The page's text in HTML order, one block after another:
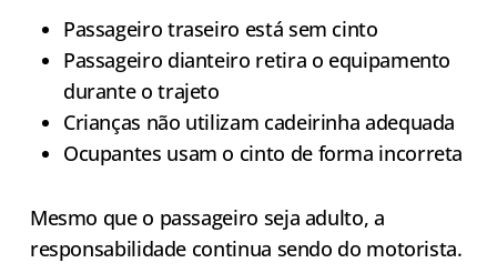
Passageiro traseiro está sem cinto
Passageiro dianteiro retira o equipamento
durante o trajeto
Crianças não utilizam cadeirinha adequada
Ocupantes usam o cinto de forma incorreta
Mesmo que o passageiro seja adulto, a
responsabilidade continua sendo do motorista.